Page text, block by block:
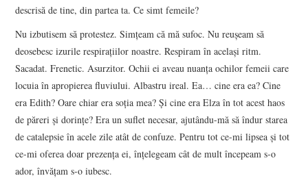
descrisă de tine, din partea ta. Ce simt femeile?
Nu izbutisem să protestez. Simţeam că mă sufoc. Nu reuşeam să
deosebesc izurile respiraţiilor noastre. Respiram în acelaşi ritm.
Sacadat. Frenetic. Asurzitor. Ochii ei aveau nuanţa ochilor femeii care
locuia în apropierea fluviului. Albastru ireal. Ea… cine era ea? Cine
era Edith? Oare chiar era soţia mea? Şi cine era Elza în tot acest haos
de păreri şi dorinţe? Era un suflet necesar, ajutându-mă să îndur starea
de catalepsie în acele zile atât de confuze. Pentru tot ce-mi lipsea şi tot
ce-mi oferea doar prezenţa ei, înţelegeam cât de mult începeam s-o
ador, învăţam s-o iubesc.